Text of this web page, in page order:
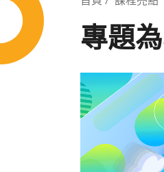
專題